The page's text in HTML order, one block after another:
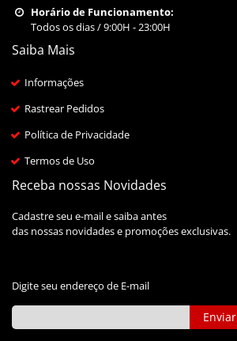
Horário de Funcionamento:
Todos os dias / 9:00H - 23:00H
Saiba Mais
Informações
Rastrear Pedidos
Política de Privacidade
Termos de Uso
Receba nossas Novidades
Cadastre seu e-mail e saiba antes
das nossas novidades e promoções exclusivas.
Digite seu endereço de E-mail
Enviar